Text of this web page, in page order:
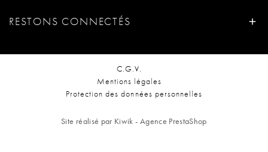
RESTONS CONNECTÉS
C.G.V.
Mentions légales
Protection des données personnelles
Site réalisé par Kiwik - Agence PrestaShop